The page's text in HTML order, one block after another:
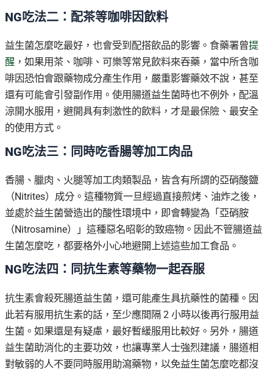
NG吃法二：配茶等咖啡因飲料
益生菌怎麼吃最好，也會受到配搭飲品的影響。食藥署曾提
醒 ，如果用茶、咖啡、可樂等常見飲料來吞藥，當中所含咖
啡因恐怕會跟藥物成分產生作用，嚴重影響藥效不說，甚至
還有可能會引發副作用。使用腸道益生菌時也不例外，配溫
涼開水服用，避開具有刺激性的飲料，才是最保險、最安全
的使用方式。
NG吃法三：同時吃香腸等加工肉品
香腸、臘肉、火腿等加工肉類製品，皆含有所謂的亞硝酸鹽
（Nitrites）成分。這種物質一旦經過直接煎烤、油炸之後，
並處於益生菌營造出的酸性環境中，即會轉變為「亞硝胺
（Nitrosamine）」這種惡名昭彰的致癌物。因此不管腸道益
生菌怎麼吃，都要格外小心地避開上述這些加工食品。
NG吃法四：同抗生素等藥物一起吞服
抗生素會殺死腸道益生菌，還可能產生具抗藥性的菌種。因
此若有服用抗生素的話，至少應間隔 2 小時以後再行服用益
生菌。如果還是有疑慮，最好暫緩服用比較好。另外，腸道
益生菌助消化的主要功效，也讓專業人士強烈建議，腸道相
對敏弱的人不要同時服用助瀉藥物，以免益生菌怎麼吃都沒